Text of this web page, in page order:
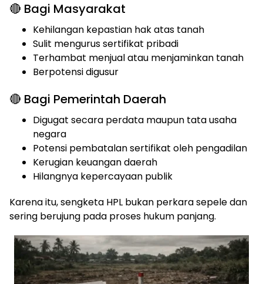
🔴 Bagi Masyarakat
Kehilangan kepastian hak atas tanah
Sulit mengurus sertifikat pribadi
Terhambat menjual atau menjaminkan tanah
Berpotensi digusur
🔴 Bagi Pemerintah Daerah
Digugat secara perdata maupun tata usaha
negara
Potensi pembatalan sertifikat oleh pengadilan
Kerugian keuangan daerah
Hilangnya kepercayaan publik
Karena itu, sengketa HPL bukan perkara sepele dan
sering berujung pada proses hukum panjang.